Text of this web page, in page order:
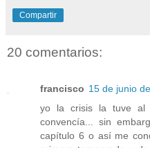
Compartir
20 comentarios:
francisco 15 de junio
yo la crisis la tuve al
convencía... sin
capítulo 6 o así me